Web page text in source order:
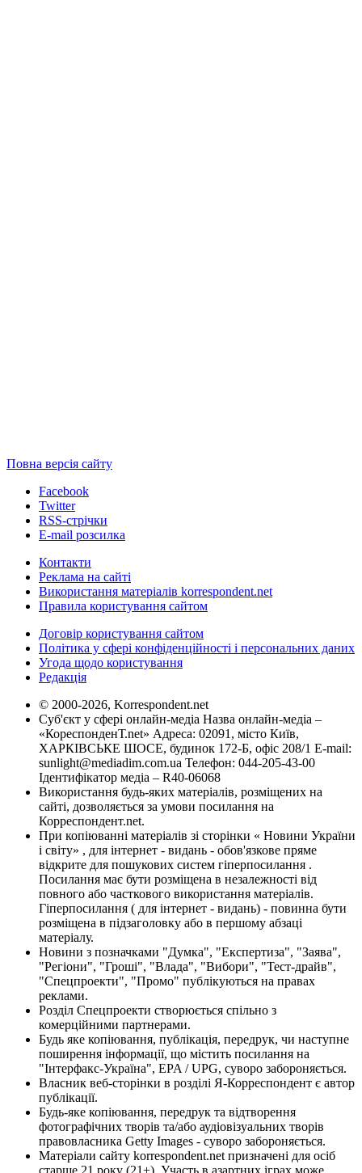
Повна версія сайту
Facebook
Twitter
RSS-стрічки
E-mail розсилка
Контакти
Реклама на сайті
Використання матеріалів korrespondent.net
Правила користування сайтом
Договір користування сайтом
Політика у сфері конфіденційності і персональних даних
Угода щодо користування
Редакція
© 2000-2026, Korrespondent.net
Суб'єкт у сфері онлайн-медіа Назва онлайн-медіа –
«КореспонденТ.net» Адреса: 02091, місто Київ,
ХАРКІВСЬКЕ ШОСЕ, будинок 172-Б, офіс 208/1 E-mail:
sunlight@mediadim.com.ua Телефон: 044-205-43-00
Ідентифікатор медіа – R40-06068
Використання будь-яких матеріалів, розміщених на
сайті, дозволяється за умови посилання на
Корреспондент.net.
При копіюванні матеріалів зі сторінки « Новини України
і світу» , для інтернет - видань - обов'язкове пряме
відкрите для пошукових систем гіперпосилання .
Посилання має бути розміщена в незалежності від
повного або часткового використання матеріалів.
Гіперпосилання ( для інтернет - видань) - повинна бути
розміщена в підзаголовку або в першому абзаці
матеріалу.
Новини з позначками "Думка", "Експертиза", "Заява",
"Регіони", "Гроші", "Влада", "Вибори", "Тест-драйв",
"Спецпроекти", "Промо" публікуються на правах
реклами.
Розділ Спецпроекти створюється спільно з
комерційними партнерами.
Будь яке копіювання, публікація, передрук, чи наступне
поширення інформації, що містить посилання на
"Інтерфакс-Україна", EPA / UPG, суворо забороняється.
Власник веб-сторінки в розділі Я-Корреспондент є автор
публікації.
Будь-яке копіювання, передрук та відтворення
фотографічних творів та/або аудіовізуальних творів
правовласника Getty Images - суворо забороняється.
Матеріали сайту korrespondent.net призначені для осіб
старше 21 року (21+). Участь в азартних іграх може